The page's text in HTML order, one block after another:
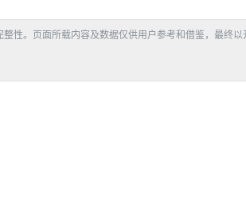
性。页面所载内容及数据仅供用户参考和借鉴，最终